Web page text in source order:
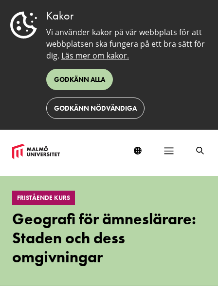
Kakor
Vi använder kakor på vår webbplats för att
webbplatsen ska fungera på ett bra sätt för
dig. Läs mer om kakor.
GODKÄNN ALLA
GODKÄNN NÖDVÄNDIGA
Geografi
för
ämneslärare:
Staden
och
dess
omgivningar
FRISTÅENDE KURS
Geografi för ämneslärare:
Staden och dess
omgivningar